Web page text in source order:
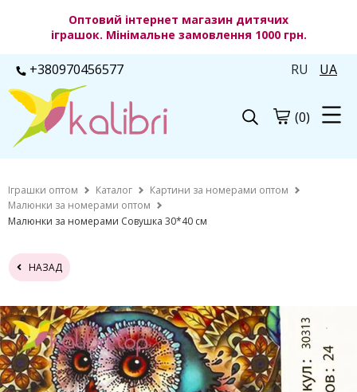
Оптовий інтернет магазин дитячих
іграшок. Мінімальне замовлення 1000 грн.
+380970456577 RU UA
(0)
Іграшки оптом Каталог
Картини за номерами оптом
Малюнки за номерами оптом
Малюнки за номерами Совушка 30*40 см
НАЗАД